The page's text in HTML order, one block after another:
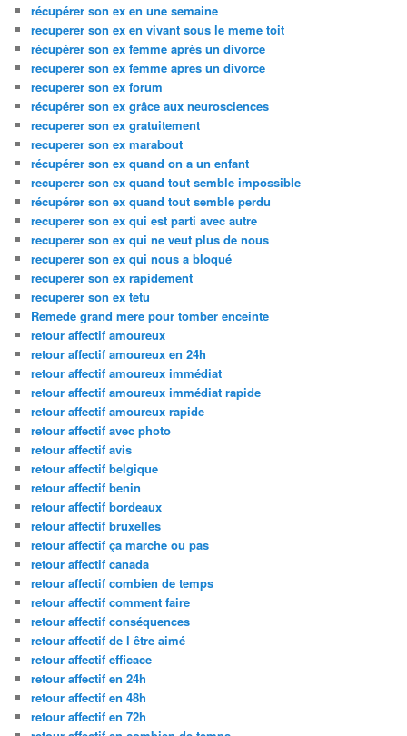
récupérer son ex en une semaine
recuperer son ex en vivant sous le meme toit
récupérer son ex femme après un divorce
recuperer son ex femme apres un divorce
recuperer son ex forum
récupérer son ex grâce aux neurosciences
recuperer son ex gratuitement
recuperer son ex marabout
récupérer son ex quand on a un enfant
recuperer son ex quand tout semble impossible
récupérer son ex quand tout semble perdu
recuperer son ex qui est parti avec autre
recuperer son ex qui ne veut plus de nous
recuperer son ex qui nous a bloqué
recuperer son ex rapidement
recuperer son ex tetu
Remede grand mere pour tomber enceinte
retour affectif amoureux
retour affectif amoureux en 24h
retour affectif amoureux immédiat
retour affectif amoureux immédiat rapide
retour affectif amoureux rapide
retour affectif avec photo
retour affectif avis
retour affectif belgique
retour affectif benin
retour affectif bordeaux
retour affectif bruxelles
retour affectif ça marche ou pas
retour affectif canada
retour affectif combien de temps
retour affectif comment faire
retour affectif conséquences
retour affectif de l être aimé
retour affectif efficace
retour affectif en 24h
retour affectif en 48h
retour affectif en 72h